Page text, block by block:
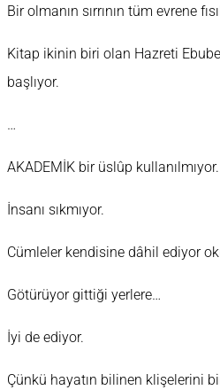
Bir olmanın sırrının tüm evrene
Kitap ikinin biri olan Hazreti
başlıyor.
…
AKADEMİK bir üslûp kullanılmıyor.
İnsanı sıkmıyor.
Cümleler kendisine dâhil ediyor
Götürüyor gittiği yerlere…
İyi de ediyor.
Çünkü hayatın bilinen klişelerini